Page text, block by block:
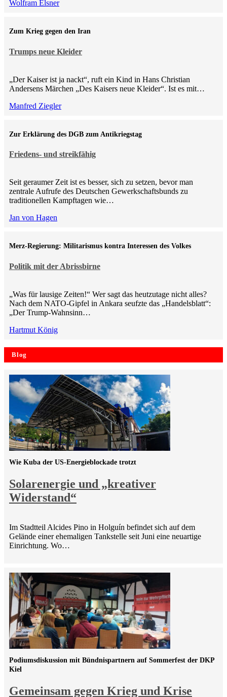
Wolfram Elsner
Trumps neue Kleider
Zum Krieg gegen den Iran
„Der Kaiser ist ja nackt“, ruft ein Kind in Hans Christian
Andersens Märchen „Des Kaisers neue Kleider“. Ist es mit…
Manfred Ziegler
Friedens- und streikfähig
Zur Erklärung des DGB zum Antikriegstag
Seit geraumer Zeit ist es besser, sich zu setzen, bevor man
zentrale Aufrufe des Deutschen Gewerkschaftsbunds zu
traditionellen Kampftagen wie…
Jan von Hagen
Politik mit der Abrissbirne
Merz-Regierung: Militarismus kontra Inte­ressen des Volkes
„Was für lausige Zeiten!“ Wer sagt das heutzutage nicht alles?
Nach dem NATO-Gipfel in Ankara seufzte das „Handelsblatt“:
„Der Trump-Wahnsinn…
Hartmut König
Blog
Solarenergie und „kreativer
Widerstand“
Wie Kuba der US-Energieblockade trotzt
Im Stadtteil Alcides Pino in Holguín befindet sich auf dem
Gelände einer ehemaligen Tankstelle seit Juni eine neuartige
Einrichtung. Wo…
Gemeinsam gegen Krieg und Krise
Podiumsdiskussion mit Bündnispartnern auf Sommerfest der DKP
Kiel